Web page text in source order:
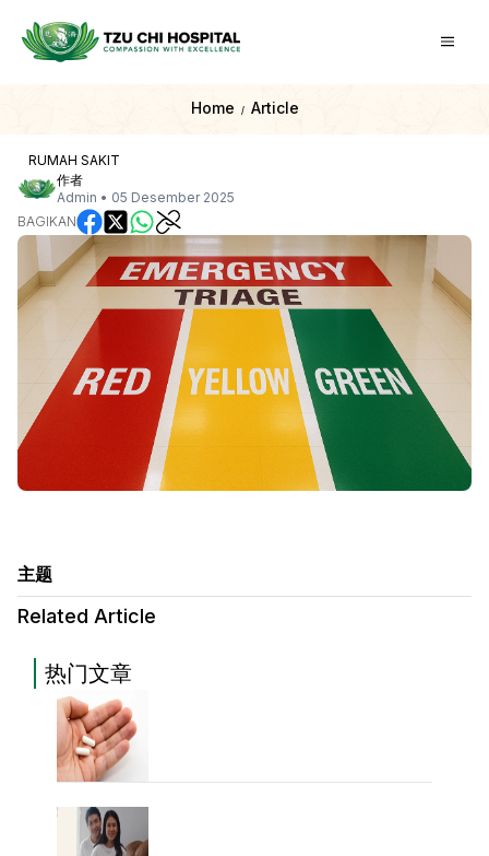
Home / Article
RUMAH SAKIT
作者
Admin • 05 Desember 2025
BAGIKAN
主题
Related Article
热门文章